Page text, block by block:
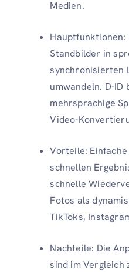
Medien.
Standbilder in
synchronisierten
umwandeln. D-
mehrsprachige
Video-
Vorteile:
schnellen
schnelle
Fotos als
TikToks,
Nachteile: Die
sind im Vergleich